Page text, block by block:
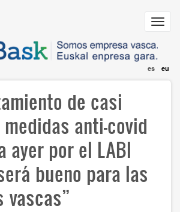
es eu
de casi
anti-covid
ayer por el LABI
bueno para las
vascas”